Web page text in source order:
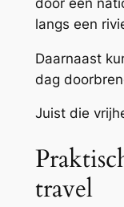
langs een
Daarnaast
dag
Juist die
travel